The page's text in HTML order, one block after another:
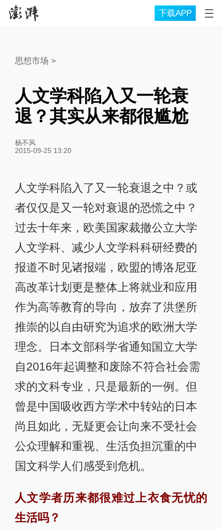
下载APP
思想市场 >
人文学科陷入又一轮衰
退？其实从来都很尴尬
杨不风
2015-09-25 13:20
人文学科陷入了又一轮衰退之中？或
者仅仅是又一轮对衰退的恐慌之中？
过去十年来，欧美国家裁撤公立大学
人文学科、减少人文学科科研经费的
报道不时见诸报端，欧盟的博洛尼亚
高改革计划更是整体上将就业和应用
作为高等教育的导向，放弃了洪堡所
推崇的以自由研究为追求的欧洲大学
理念。日本文部科学省通知国立大学
自2016年起调整和废除不符合社会需
求的文科专业，只是最新的一例。但
曾是中国吸收西方学术中转站的日本
尚且如此，无疑更会让向来不受社会
公众理解和重视、生活负担沉重的中
国文科学人们感受到危机。
人文学者历来都很难过上衣食无忧的
生活吗？